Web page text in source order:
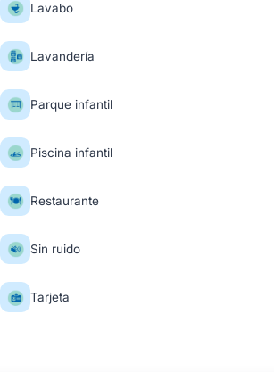
Lavabo
Lavandería
Parque infantil
Piscina infantil
Restaurante
Sin ruido
Tarjeta